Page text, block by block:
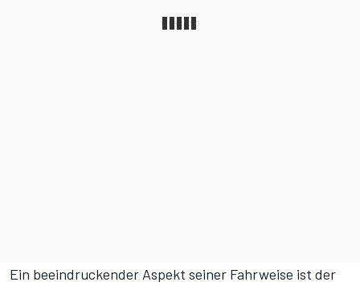
Ein beeindruckender Aspekt seiner Fahrweise ist der